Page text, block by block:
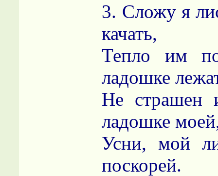
3. Сложу я
качать,
Тепло им
ладошке
Не страшен
ладошке
Усни, мой
поскорей.